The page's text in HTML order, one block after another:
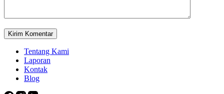
Kirim Komentar
Tentang Kami
Laporan
Kontak
Blog